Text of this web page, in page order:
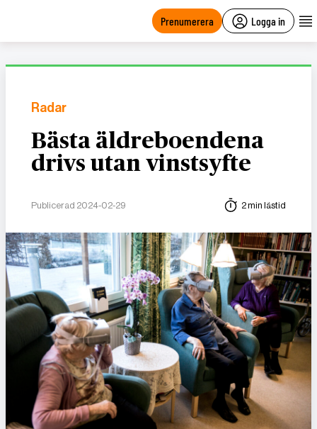
Prenumerera Logga in
Radar
Bästa äldreboendena
drivs utan vinstsyfte
Publicerad 2024-02-29 2 min lästid